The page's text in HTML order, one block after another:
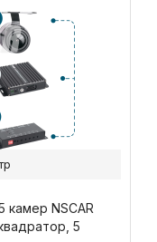
NSCAR
5